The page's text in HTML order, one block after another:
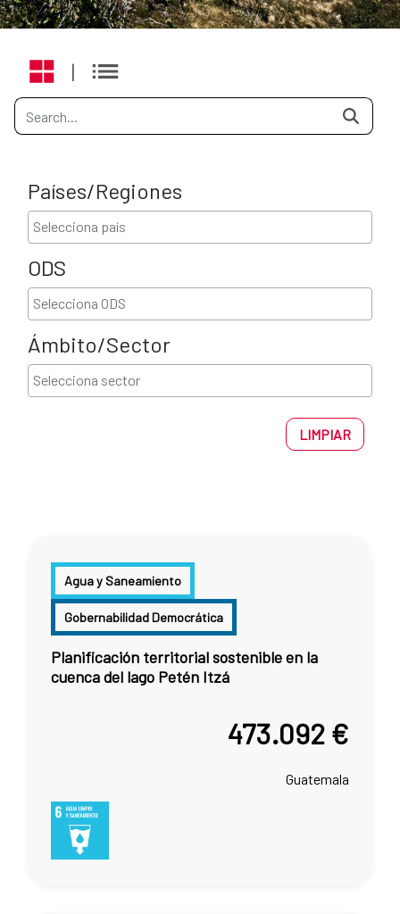
|
Países/Regiones
ODS
Ámbito/Sector
LIMPIAR
Agua y Saneamiento
Gobernabilidad Democrática
Planificación territorial sostenible en la
cuenca del lago Petén Itzá
473.092 €
Guatemala